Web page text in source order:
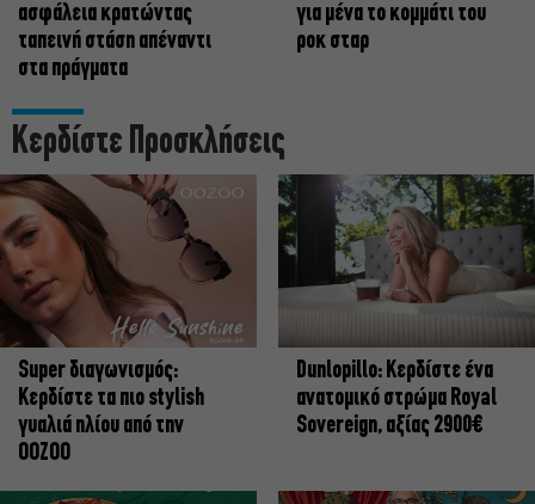
ασφάλεια κρατώντας
ταπεινή στάση απέναντι
στα πράγματα
για μένα το κομμάτι του
ροκ σταρ
Κερδίστε Προσκλήσεις
Super διαγωνισμός:
Κερδίστε τα πιο stylish
γυαλιά ηλίου από την
OOZOO
Dunlopillo: Κερδίστε ένα
ανατομικό στρώμα Royal
Sovereign, αξίας 2900€